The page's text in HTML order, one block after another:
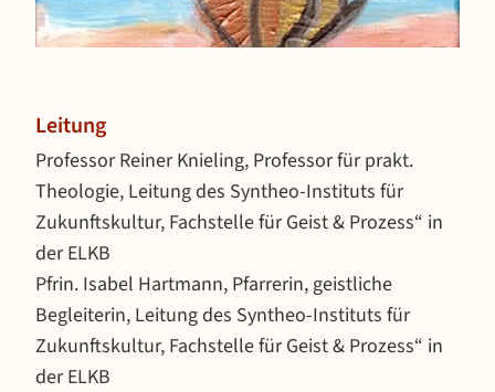
Leitung
Professor Reiner Knieling, Professor für prakt.
Theologie, Leitung des Syntheo-Instituts für
Zukunftskultur, Fachstelle für Geist & Prozess“ in
der ELKB
Pfrin. Isabel Hartmann, Pfarrerin, geistliche
Begleiterin, Leitung des Syntheo-Instituts für
Zukunftskultur, Fachstelle für Geist & Prozess“ in
der ELKB